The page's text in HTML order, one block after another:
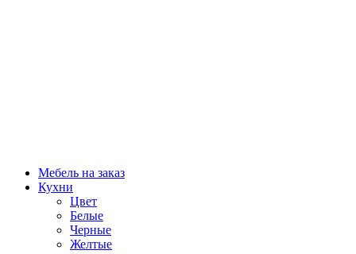
Мебель на заказ
Кухни
Цвет
Белые
Черные
Желтые